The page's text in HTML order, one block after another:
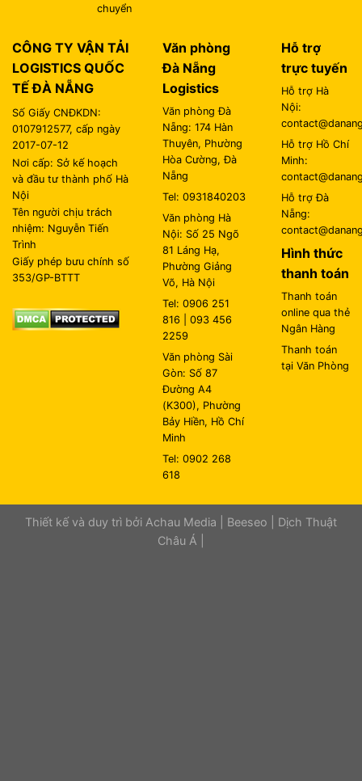
chuyển
CÔNG TY VẬN TẢI
LOGISTICS QUỐC
TẾ ĐÀ NẴNG
Số Giấy CNĐKDN:
0107912577, cấp ngày
2017-07-12
Nơi cấp: Sở kế hoạch
và đầu tư thành phố Hà
Nội
Tên người chịu trách
nhiệm: Nguyễn Tiến
Trình
Giấy phép bưu chính số
353/GP-BTTT
Văn phòng
Đà Nẵng
Logistics
Văn phòng Đà
Nẵng: 174 Hàn
Thuyên, Phường
Hòa Cường, Đà
Nẵng
Tel: 0931840203
Văn phòng Hà
Nội: Số 25 Ngõ
81 Láng Hạ,
Phường Giảng
Võ, Hà Nội
Tel: 0906 251
816 | 093 456
2259
Văn phòng Sài
Gòn: Số 87
Đường A4
(K300), Phường
Bảy Hiền, Hồ Chí
Minh
Tel: 0902 268
618
Hỗ trợ
trực tuyến
Hỗ trợ Hà
Nội:
Hỗ trợ Hồ Chí
Minh:
Hỗ trợ Đà
Nẵng:
Hình thức
thanh toán
Thanh toán
online qua thẻ
Ngân Hàng
Thanh toán
tại Văn Phòng
Thiết kế và duy trì bởi Achau Media Beeseo
Dịch Thuật
Châu Á